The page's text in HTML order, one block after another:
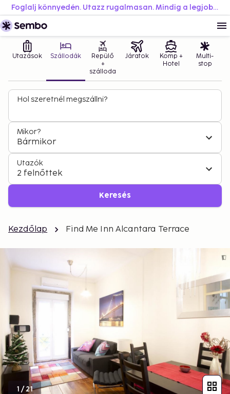
Foglalj könnyedén. Utazz rugalmasan. Mindig a legjobb áron.
Utazások Szállodák
Repülő
+
szálloda
Járatok
Komp +
Hotel
Multi-
stop
Hol szeretnél megszállni?
Mikor?
Bármikor
Utazók
2 felnőttek
Keresés
Kezdőlap Find Me Inn Alcantara Terrace
1 /21